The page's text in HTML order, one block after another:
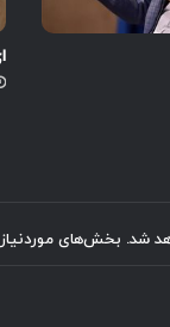
شد. بخش‌های